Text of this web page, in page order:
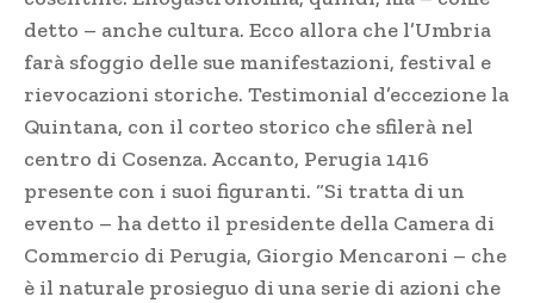
detto – anche cultura. Ecco allora che l’Umbria
farà sfoggio delle sue manifestazioni, festival e
rievocazioni storiche. Testimonial d’eccezione la
Quintana, con il corteo storico che sfilerà nel
centro di Cosenza. Accanto, Perugia 1416
presente con i suoi figuranti. “Si tratta di un
evento – ha detto il presidente della Camera di
Commercio di Perugia, Giorgio Mencaroni – che
è il naturale prosieguo di una serie di azioni che